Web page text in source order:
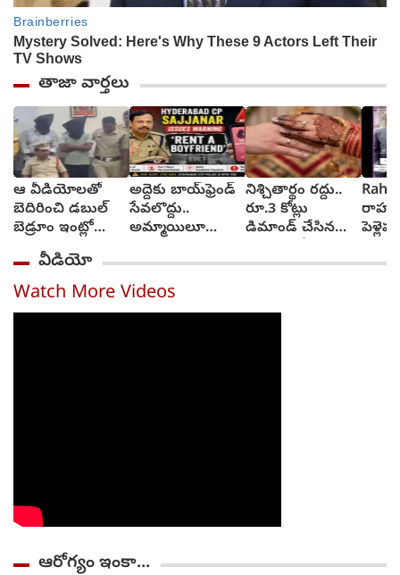
తాజా వార్తలు
ఆ వీడియోలతో
బెదిరించి డబుల్
బెడ్రూం ఇంట్లో
మహిళపై నలుగురు
సామూహిక
అత్యాచారం
అద్దెకు బాయ్‌ఫ్రెండ్
సేవలొద్దు..
అమ్మాయిలూ
జాగ్రత్త : సజ్జనార్
స్ట్రాంగ్ వార్నింగ్
నిశ్చితార్థం రద్దు..
రూ.3 కోట్లు
డిమాండ్ చేసిన
నమోదు
వీడియో
Watch More Videos
ఆరోగ్యం ఇంకా...